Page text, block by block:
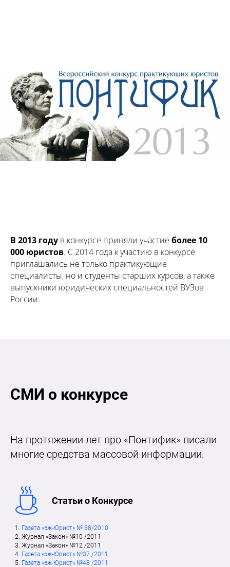
В 2013 году в конкурсе приняли участие более 10
000 юристов. С 2014 года к участию в конкурсе
приглашались не только практикующие
специалисты, но и студенты старших курсов, а также
выпускники юридических специальностей ВУЗов
России.
СМИ о конкурсе
На протяжении лет про «Понтифик» писали
многие средства массовой информации.
Статьи о Конкурсе
Газета «эж-Юрист» № 38/2010
Журнал «Закон» №10 /2011
Журнал «Закон» №12 /2011
Газета «эж-Юрист» №37 /2011
Газета «эж-Юрист» №48 /2011